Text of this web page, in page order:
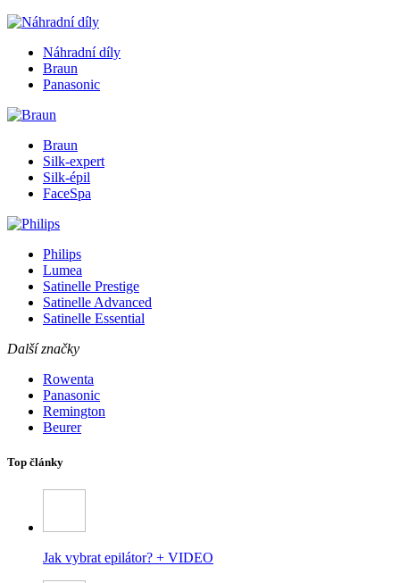
Náhradní díly
Braun
Panasonic
Braun
Silk-expert
Silk-épil
FaceSpa
Philips
Lumea
Satinelle Prestige
Satinelle Advanced
Satinelle Essential
Další značky
Rowenta
Panasonic
Remington
Beurer
Top články
Jak vybrat epilátor? + VIDEO